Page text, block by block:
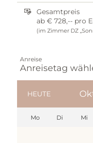
Gesamtpreis
ab € 728,-- pro
(im Zimmer DZ